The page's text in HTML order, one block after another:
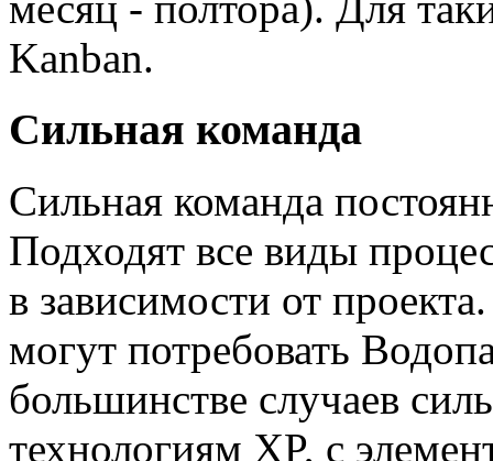
Kanban.
Сильная команда
Сильная команда
Подходят все виды
в зависимости от
могут потребовать
большинстве случаев
технологиям XP, с